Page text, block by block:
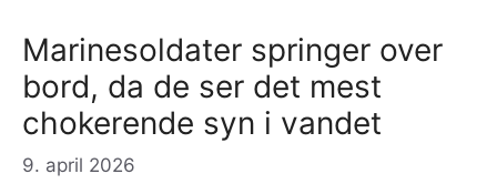
Marinesoldater springer over
bord, da de ser det mest
chokerende syn i vandet
9. april 2026